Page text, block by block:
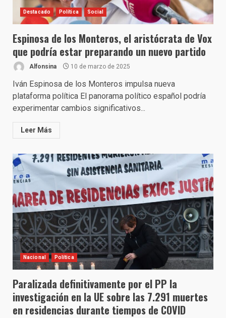
Destacado Política Social
Espinosa de los Monteros, el aristócrata de Vox
que podría estar preparando un nuevo partido
Alfonsina 10 de marzo de 2025
Iván Espinosa de los Monteros impulsa nueva
plataforma política El panorama político español podría
experimentar cambios significativos...
Leer Más
Nacional Política
Paralizada definitivamente por el PP la
investigación en la UE sobre las 7.291 muertes
en residencias durante tiempos de COVID